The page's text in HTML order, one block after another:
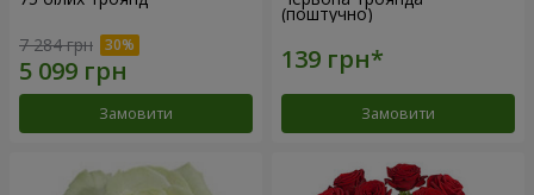
7 284 грн
Замовити
(поштучно)
Замовити